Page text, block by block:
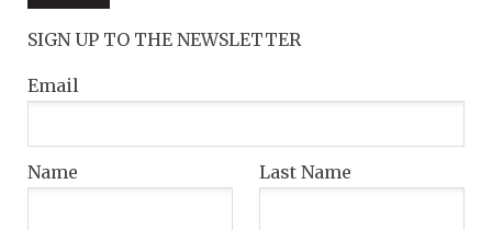
SIGN UP TO THE NEWSLETTER
Email
Name Last Name